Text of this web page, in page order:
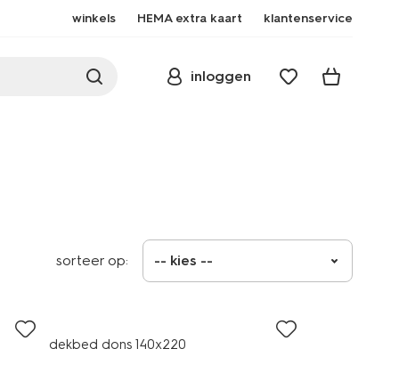
winkels HEMA extra kaart klantenservice
inloggen
sorteer op: -- kies --
dekbed dons 140x220